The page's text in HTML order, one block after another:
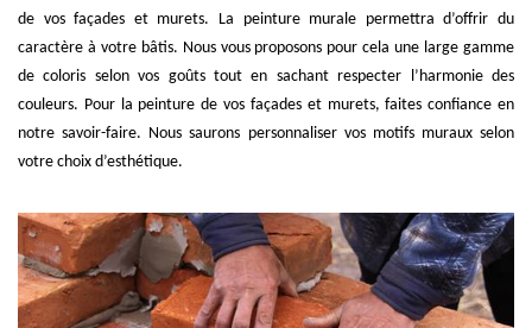
de vos façades et murets. La peinture murale permettra d’offrir du
caractère à votre bâtis. Nous vous proposons pour cela une large gamme
de coloris selon vos goûts tout en sachant respecter l’harmonie des
couleurs. Pour la peinture de vos façades et murets, faites confiance en
notre savoir-faire. Nous saurons personnaliser vos motifs muraux selon
votre choix d’esthétique.